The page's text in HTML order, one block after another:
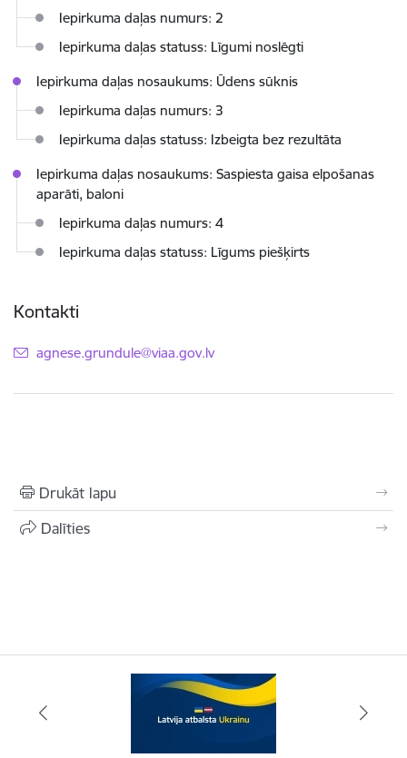
Iepirkuma daļas numurs: 2
Iepirkuma daļas statuss: Līgumi noslēgti
Iepirkuma daļas nosaukums: Ūdens sūknis
Iepirkuma daļas numurs: 3
Iepirkuma daļas statuss: Izbeigta bez rezultāta
Iepirkuma daļas nosaukums: Saspiesta gaisa elpošanas
aparāti, baloni
Iepirkuma daļas numurs: 4
Iepirkuma daļas statuss: Līgums piešķirts
Kontakti
E-pasts:
agnese.grundule@viaa.gov.lv
Drukāt lapu
Dalīties